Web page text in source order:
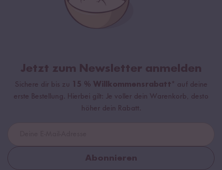
Jetzt zum Newsletter anmelden
Sichere dir bis zu 15 % Willkommensrabatt* auf deine
erste Bestellung. Hierbei gilt: Je voller dein Warenkorb, desto
höher dein Rabatt.
Abonnieren